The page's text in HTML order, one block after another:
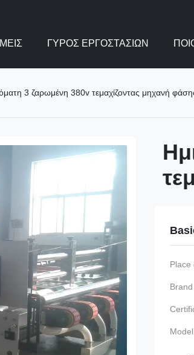
ΓΎΡΟΣ ΕΡΓΟΣΤΑΣΊΩΝ
3 ζαρωμένη 380v τεμαχίζοντας μηχανή
Place